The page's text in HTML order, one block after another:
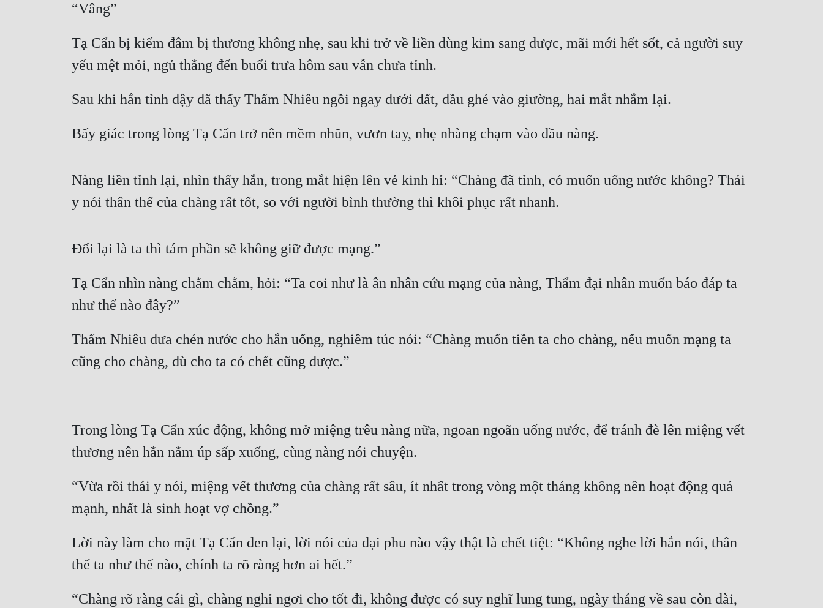
“Vâng”
Tạ Cẩn bị kiếm đâm bị thương không nhẹ, sau khi trở về liền dùng kim sang dược, mãi mới hết sốt, cả người suy
yếu mệt mỏi, ngủ thẳng đến buổi trưa hôm sau vẫn chưa tỉnh.
Sau khi hắn tỉnh dậy đã thấy Thẩm Nhiêu ngồi ngay dưới đất, đầu ghé vào giường, hai mắt nhắm lại.
Bấy giác trong lòng Tạ Cẩn trở nên mềm nhũn, vươn tay, nhẹ nhàng chạm vào đầu nàng.
Nàng liền tỉnh lại, nhìn thấy hắn, trong mắt hiện lên vẻ kinh hỉ: “Chàng đã tỉnh, có muốn uống nước không? Thái
y nói thân thể của chàng rất tốt, so với người bình thường thì khôi phục rất nhanh.
Đổi lại là ta thì tám phần sẽ không giữ được mạng.”
Tạ Cẩn nhìn nàng chằm chằm, hỏi: “Ta coi như là ân nhân cứu mạng của nàng, Thẩm đại nhân muốn báo đáp ta
như thế nào đây?”
Thẩm Nhiêu đưa chén nước cho hắn uống, nghiêm túc nói: “Chàng muốn tiền ta cho chàng, nếu muốn mạng ta
cũng cho chàng, dù cho ta có chết cũng được.”
Trong lòng Tạ Cẩn xúc động, không mở miệng trêu nàng nữa, ngoan ngoãn uống nước, để tránh đè lên miệng vết
thương nên hắn nằm úp sấp xuống, cùng nàng nói chuyện.
“Vừa rồi thái y nói, miệng vết thương của chàng rất sâu, ít nhất trong vòng một tháng không nên hoạt động quá
mạnh, nhất là sinh hoạt vợ chồng.”
Lời này làm cho mặt Tạ Cẩn đen lại, lời nói của đại phu nào vậy thật là chết tiệt: “Không nghe lời hắn nói, thân
thể ta như thế nào, chính ta rõ ràng hơn ai hết.”
“Chàng rõ ràng cái gì, chàng nghỉ ngơi cho tốt đi, không được có suy nghĩ lung tung, ngày tháng về sau còn dài,